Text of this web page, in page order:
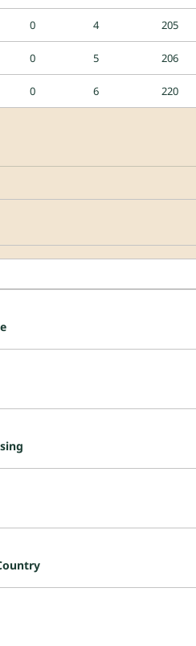
0 4 205
0 5 206
0 6 220